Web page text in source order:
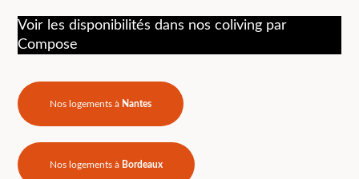
Voir les disponibilités dans nos coliving par
Compose
Nos logements à Nantes
Nos logements à Bordeaux